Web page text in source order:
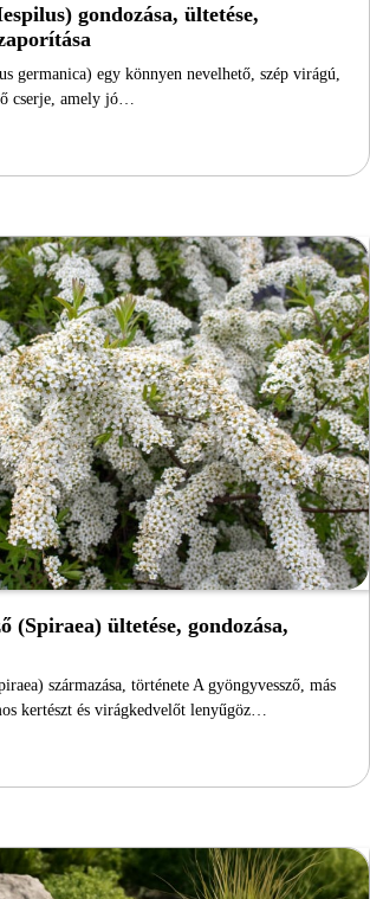
gondozása, ültetése,
germanica) egy könnyen nevelhető, szép virágú,
cserje, amely jó…
(Spiraea) ültetése, gondozása,
származása, története A gyöngyvessző, más
kertészt és virágkedvelőt lenyűgöz…